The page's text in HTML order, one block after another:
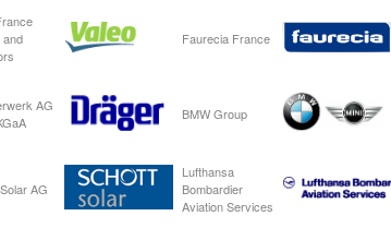
and
Faurecia France
AG
BMW Group
AG
Lufthansa
Bombardier
Aviation Services